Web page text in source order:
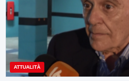
ATTUALITÀ